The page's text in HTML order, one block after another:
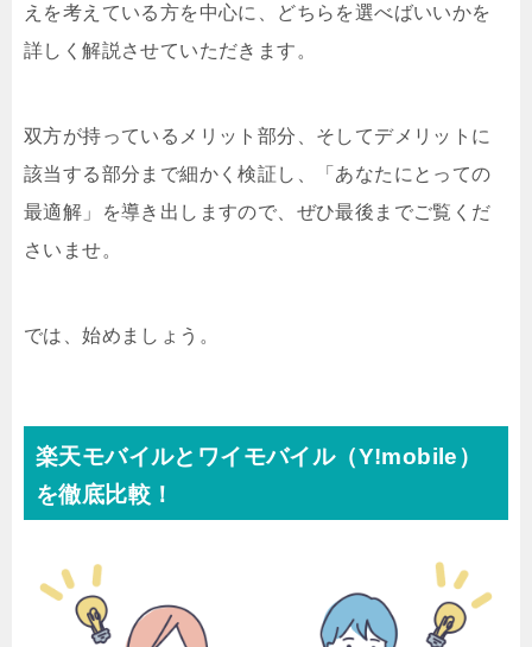
えを考えている方を中心に、どちらを選べばいいかを
詳しく解説させていただきます。
双方が持っているメリット部分、そしてデメリットに
該当する部分まで細かく検証し、「あなたにとっての
最適解」を導き出しますので、ぜひ最後までご覧くだ
さいませ。
では、始めましょう。
楽天モバイルとワイモバイル（Y!mobile）
を徹底比較！